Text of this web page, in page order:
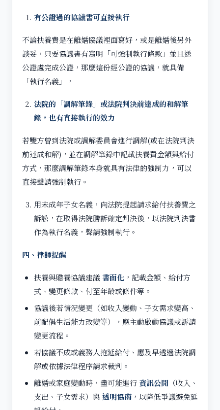
有公證過的協議書可直接執行
不論扶養費是在離婚協議裡面寫好，或是離婚後另外
談妥，只要協議書有寫明「可強制執行條款」並且送
公證處完成公證，那麼這份經公證的協議，就具備
「執行名義」，
法院的「調解筆錄」或法院判決前達成的和解筆
錄，也有直接執行的效力
若雙方曾到法院或調解委員會進行調解(或在法院判決
前達成和解)，並在調解筆錄中記載扶養費金額與給付
方式，那麼調解筆錄本身就具有法律的強制力，可以
直接聲請強制執行。
用未成年子女名義，向法院提起請求給付扶養費之
訴訟，在取得法院勝訴確定判決後，以法院判決書
作為執行名義，聲請強制執行。
四、律師提醒
扶養與贍養協議建議 書面化 ，記載金額、給付方
式、變更條款、付至年齡或條件等。
協議後若情況變更（如收入變動、子女需求變高、
前配偶生活能力改變等），應主動啟動協議或訴請
變更流程。
若協議不成或義務人拖延給付、應及早透過法院調
解或依據法律程序請求裁判。
離婚或家庭變動時，盡可能進行 資訊公開 （收入、
支出、子女需求）與透明協商 ，以降低爭議避免延